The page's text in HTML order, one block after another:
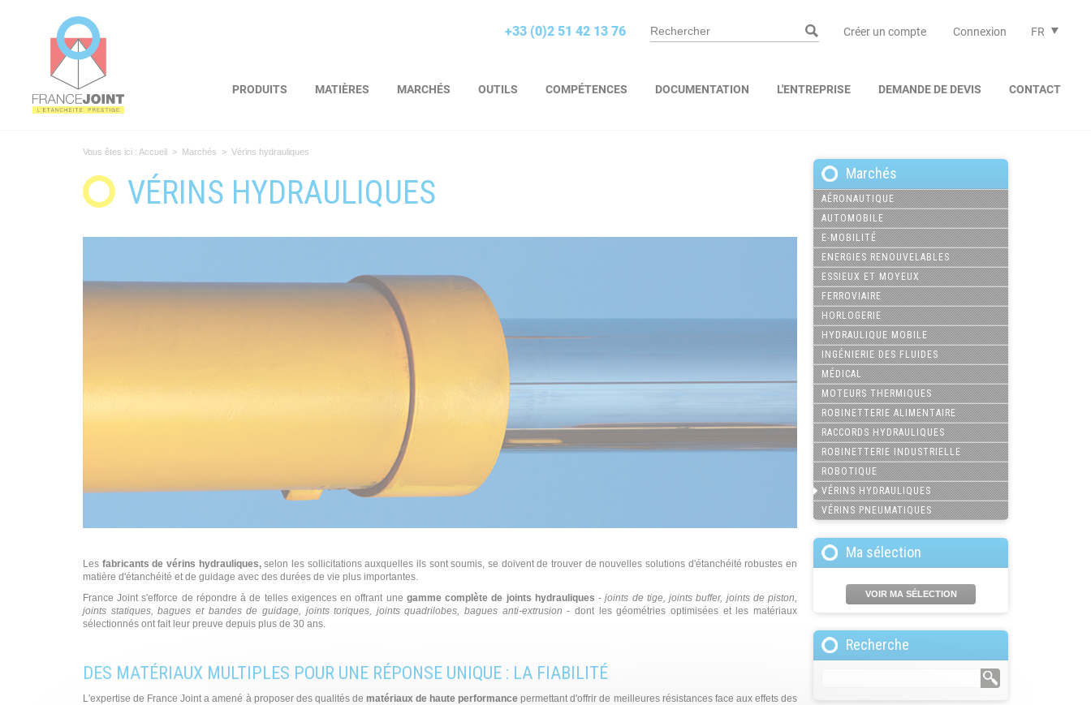
FR
Créer un compte Connexion
+33 (0)2 51 42 13 76
PRODUITS MATIÈRES MARCHÉS OUTILS COMPÉTENCES DOCUMENTATION L'ENTREPRISE DEMANDE DE DEVIS CONTACT
Vous êtes ici : Accueil > Marchés > Vérins hydrauliques
VÉRINS HYDRAULIQUES
Les fabricants de vérins hydrauliques,selon les sollicitations auxquelles ils sont soumis, se doivent de trouver de nouvelles solutions d'étanchéité robustes en
matière d'étanchéité et de guidage avec des durées de vie plus importantes.
France Joint s'efforce de répondre à de telles exigences en offrant une gamme complète de joints hydrauliques -joints de tige, joints buffer, joints de piston,
joints statiques, bagues et bandes de guidage, joints toriques, joints quadrilobes, bagues anti-extrusion - dont les géométries optimisées et les matériaux
sélectionnés ont fait leur preuve depuis plus de 30 ans.
DES MATÉRIAUX MULTIPLES POUR UNE RÉPONSE UNIQUE : LA FIABILITÉ
L'expertise de France Joint a amené à proposer des qualités de matériaux de haute performance permettant d'offrir de meilleures résistances face aux effets des
Marchés
AÉRONAUTIQUE
AUTOMOBILE
E-MOBILITÉ
ENERGIES RENOUVELABLES
ESSIEUX ET MOYEUX
FERROVIAIRE
HORLOGERIE
HYDRAULIQUE MOBILE
INGÉNIERIE DES FLUIDES
MÉDICAL
MOTEURS THERMIQUES
ROBINETTERIE ALIMENTAIRE
RACCORDS HYDRAULIQUES
ROBINETTERIE INDUSTRIELLE
ROBOTIQUE
VÉRINS HYDRAULIQUES
VÉRINS PNEUMATIQUES
Ma sélection
VOIR MA SÉLECTION
Recherche